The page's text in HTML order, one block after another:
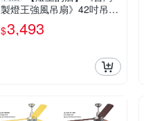
製燈王強風吊扇》42吋吊扇
+吊扇燈3+1燈(馬達保固十
年) ☆KS-275+KS-276
$3,493